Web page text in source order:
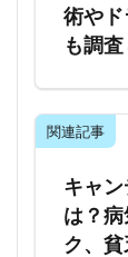
術や
も調
関連記事
キャ
は？
ク、